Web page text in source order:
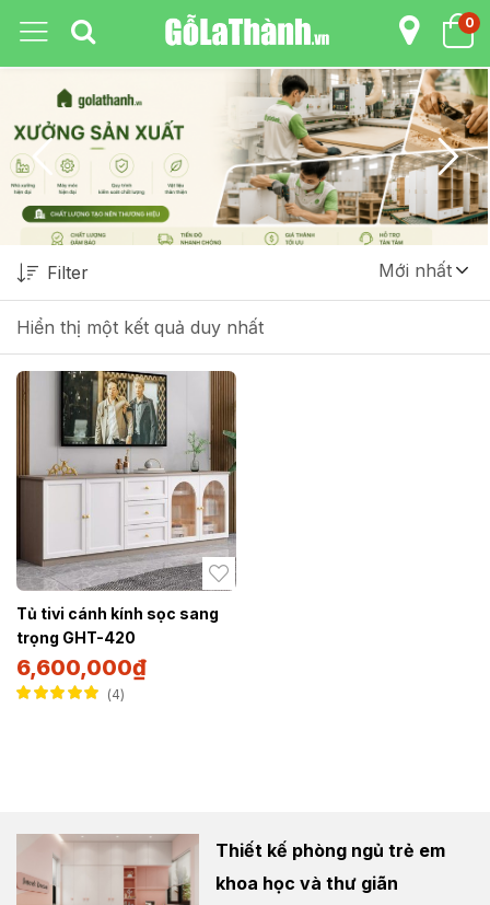
0
Hiển thị một kết quả duy nhất
Filter Mới nhất
Tủ tivi cánh kính sọc sang
trọng GHT-420
6,600,000₫
4
Thiết kế phòng ngủ trẻ em
khoa học và thư giãn